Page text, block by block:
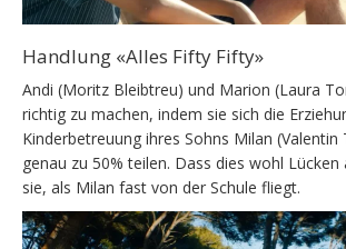
Handlung «Alles Fifty Fifty»
Andi (Moritz Bleibtreu) und Marion (Laura
richtig zu machen, indem sie sich die
Kinderbetreuung ihres Sohns Milan
genau zu 50% teilen. Dass dies wohl
sie, als Milan fast von der Schule fliegt.